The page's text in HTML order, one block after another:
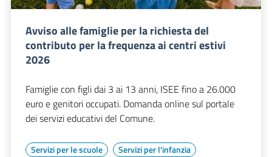
Avviso alle famiglie per la richiesta del
contributo per la frequenza ai centri estivi
2026
Famiglie con figli dai 3 ai 13 anni, ISEE fino a 26.000
euro e genitori occupati. Domanda online sul portale
dei servizi educativi del Comune.
Servizi per le scuole
Servizi per l'infanzia